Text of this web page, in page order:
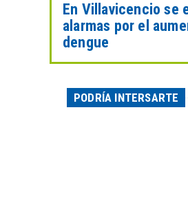
En Villavicencio se
alarmas por el
dengue
PODRÍA INTERSARTE